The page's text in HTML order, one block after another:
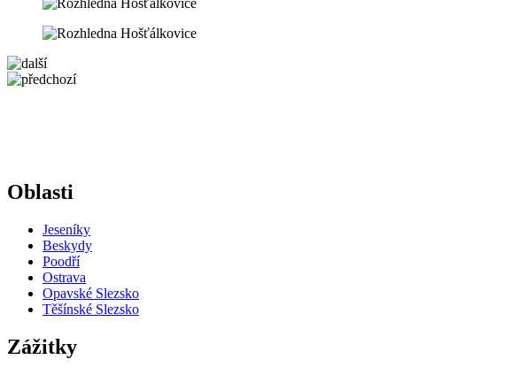
5 km
Oblasti
Jeseníky
Beskydy
Poodří
Ostrava
Opavské Slezsko
Těšínské Slezsko
Zážitky